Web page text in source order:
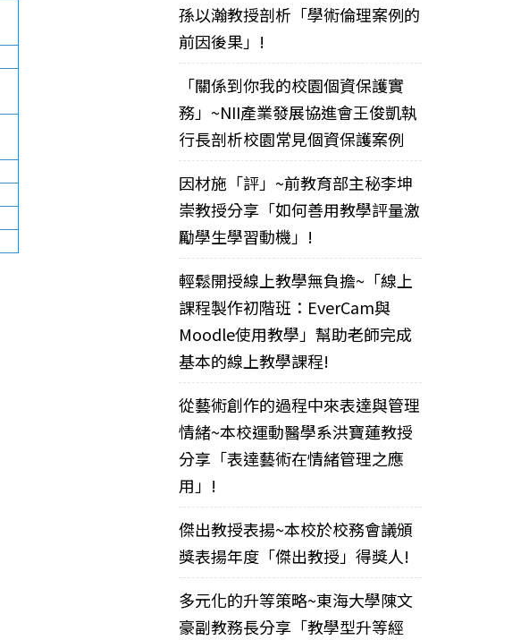
孫以瀚教授剖析「學術倫理案例的
前因後果」!
「關係到你我的校園個資保護實
務」~NII產業發展協進會王俊凱執
行長剖析校園常見個資保護案例
因材施「評」~前教育部主秘李坤
崇教授分享「如何善用教學評量激
勵學生學習動機」!
輕鬆開授線上教學無負擔~「線上
課程製作初階班：EverCam與
Moodle使用教學」幫助老師完成
基本的線上教學課程!
從藝術創作的過程中來表達與管理
情緒~本校運動醫學系洪寶蓮教授
分享「表達藝術在情緒管理之應
用」!
傑出教授表揚~本校於校務會議頒
獎表揚年度「傑出教授」得獎人!
多元化的升等策略~東海大學陳文
豪副教務長分享「教學型升等經